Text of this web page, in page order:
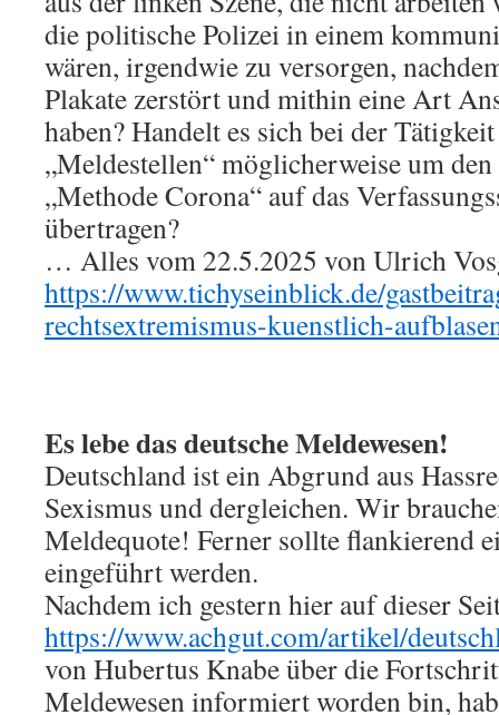
die politische Polizei in einem
wären, irgendwie zu versorgen,
Plakate zerstört und mithin eine Art
haben? Handelt es sich bei der
„Meldestellen“ möglicherweise um
„Methode Corona“ auf das
übertragen?
… Alles vom 22.5.2025 von Ulrich
https://www.tichyseinblick.de/
rechtsextremismus-kuenstlich-
Es lebe das deutsche Meldewesen!
Deutschland ist ein Abgrund aus
Sexismus und dergleichen. Wir
Meldequote! Ferner sollte flankierend
eingeführt werden.
Nachdem ich gestern hier auf dieser
https://www.achgut.com/artikel/
von Hubertus Knabe über die
Meldewesen informiert worden bin,